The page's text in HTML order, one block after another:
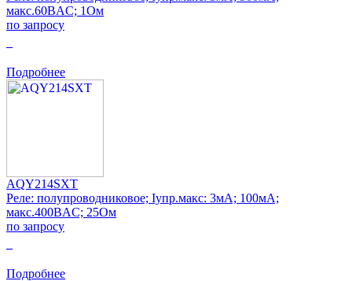
макс.60ВAC; 1Ом
по запросу
Подробнее
AQY214SXT
Реле: полупроводниковое; Iупр.макс: 3мА; 100мА;
макс.400ВAC; 25Ом
по запросу
Подробнее